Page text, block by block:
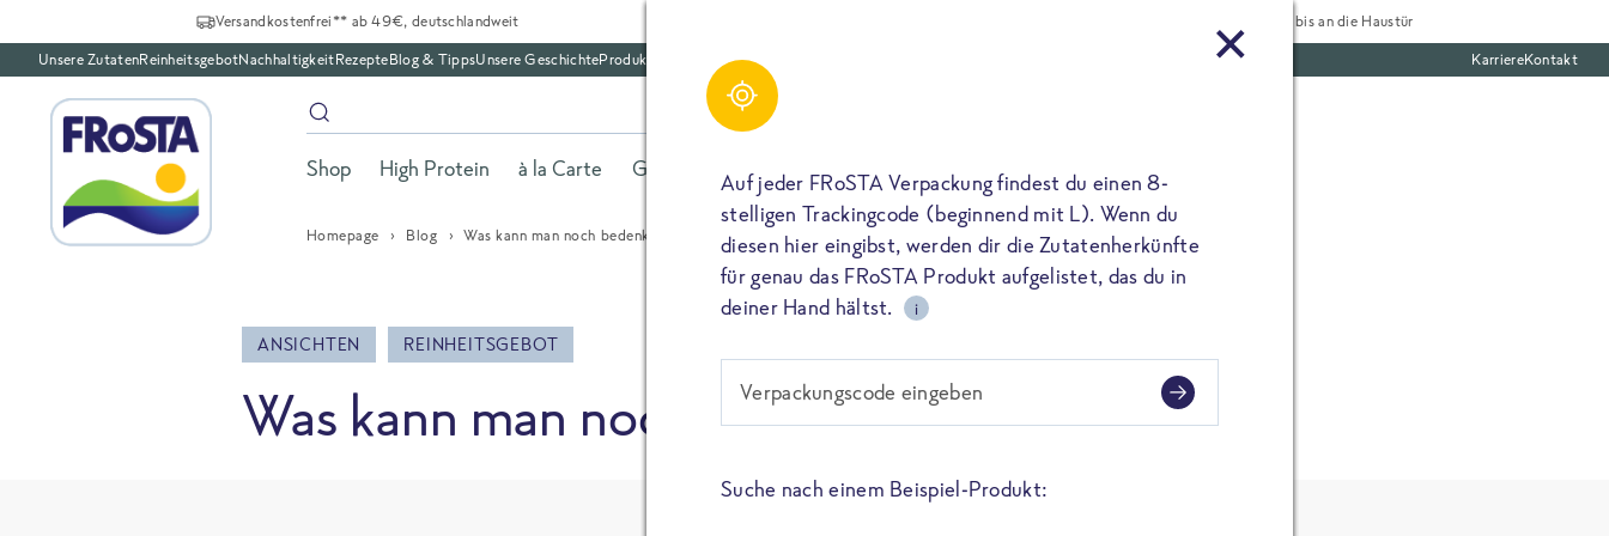
Versandkostenfrei** ab 49€, deutschlandweit
Tiefgekühlt bis an die Haustür
Unsere ZutatenReinheitsgebotNachhaltigkeitRezepteBlog & TippsUnsere GeschichteProduktfriedhof KarriereKontakt
Shop High Protein à la Carte Gerichte Fisch Gemüse Kräuter Beliebte Boxen
Homepage Blog Was kann man noch bedenkenlos essen?
ANSICHTEN REINHEITSGEBOT
Was kann man noch bedenkenlos essen?
TEILEN
PIN IT
Schreibe einen Kommentar
Bitte füllen alle mit (*) markierten Felder aus. Deine E-Mail Adresse
wird nicht veröffentlicht. Wenn du deinen Namen angibst, erscheint
dieser öffentlich neben deiner Bewertung.
Kommtar*
Name
E-Mail
Auf jeder FRoSTA Verpackung findest du einen 8-
stelligen Trackingcode (beginnend mit L). Wenn du
diesen hier eingibst, werden dir die Zutatenherkünfte
für genau das FRoSTA Produkt aufgelistet, das du in
deiner Hand hältst.
i
Verpackungscode eingeben
Suche nach einem Beispiel-Produkt: